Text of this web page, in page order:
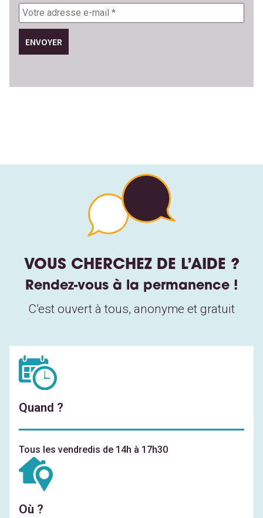
Votre
adresse
e-
VOUS CHERCHEZ DE L’AIDE ?
Rendez-vous à la permanence !
C’est ouvert à tous, anonyme et gratuit
Quand ?
Tous les vendredis de 14h à 17h30
Où ?